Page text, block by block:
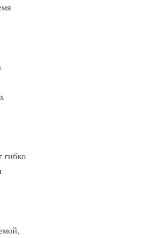
гибко